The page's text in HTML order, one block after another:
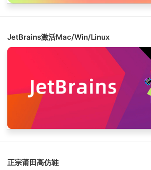
JetBrains激活Mac/Win/Linux
正宗莆田高仿鞋